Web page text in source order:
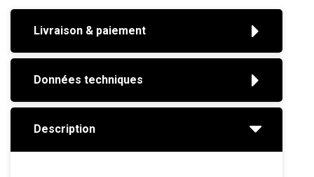
Livraison & paiement
Données techniques
Description